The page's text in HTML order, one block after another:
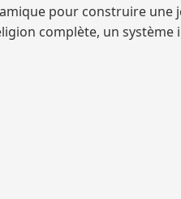
complète, un